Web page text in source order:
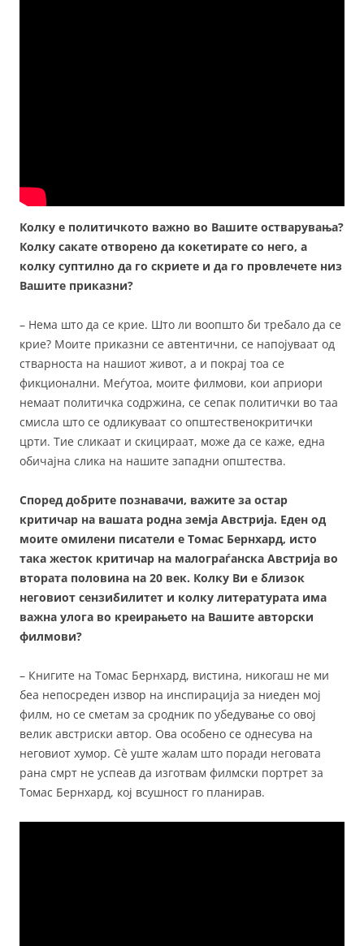
Колку е политичкото важно во Вашите остварувања?
Колку сакате отворено да кокетирате со него, а
колку суптилно да го скриете и да го провлечете низ
Вашите приказни?
– Нема што да се крие. Што ли воопшто би требало да се
крие? Моите приказни се автентични, се напојуваат од
стварноста на нашиот живот, а и покрај тоа се
фикционални. Меѓутоа, моите филмови, кои априори
немаат политичка содржина, се сепак политички во таа
смисла што се одликуваат со општественокритички
црти. Тие сликаат и скицираат, може да се каже, една
обичајна слика на нашите западни општества.
Според добрите познавачи, важите за остар
критичар на вашата родна земја Австрија. Еден од
моите омилени писатели е Томас Бернхард, исто
така жесток критичар на малограѓанска Австрија во
втората половина на 20 век. Колку Ви е близок
неговиот сензибилитет и колку литературата има
важна улога во креирањето на Вашите авторски
филмови?
– Книгите на Томас Бернхард, вистина, никогаш не ми
беа непосреден извор на инспирација за ниеден мој
филм, но се сметам за сродник по убедување со овој
велик австриски автор. Ова особено се однесува на
неговиот хумор. Сè уште жалам што поради неговата
рана смрт не успеав да изготвам филмски портрет за
Томас Бернхард, кој всушност го планирав.